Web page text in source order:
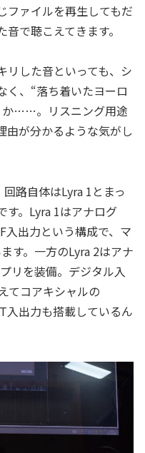
ファイルを再生してもだ
で聴こえてきます。
リした音といっても、シ
く、“落ち着いたヨーロ
か……。リスニング用途
由が分かるような気がし
路自体はLyra 1とまっ
す。Lyra 1はアナログ
出力という構成で、マ
す。一方のLyra 2はアナ
リを装備。デジタル入
てコアキシャルの
入出力も搭載しているん